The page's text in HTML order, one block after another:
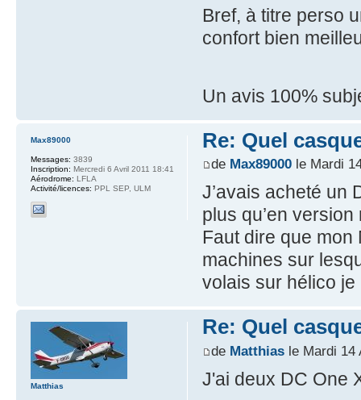
Bref, à titre perso
confort bien
Un avis 100%
Re: Quel
de Max89000le Mardi
J’avais acheté un
plus qu’en
Faut dire que
machines sur
volais sur hélico je
Max89000
Messages: 3839
Inscription: Mercredi 6 Avril 2011 18:41
Aérodrome: LFLA
Activité/licences: PPL SEP, ULM
Re: Quel
de Matthiasle Mardi 14
J'ai deux DC One
Matthias